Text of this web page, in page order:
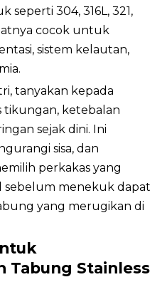
seperti 304, 316L, 321,
cocok untuk
sistem kelautan,
tanyakan kepada
tikungan, ketebalan
sejak dini. Ini
sisa, dan
perkakas yang
sebelum menekuk dapat
yang merugikan di
Tabung Stainless